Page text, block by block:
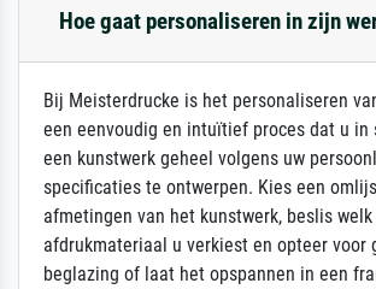
Hoe gaat personaliseren in zijn
Bij Meisterdrucke is het personaliseren
een eenvoudig en intuïtief proces dat u in
een kunstwerk geheel volgens uw
specificaties te ontwerpen. Kies een
afmetingen van het kunstwerk, beslis welk
afdrukmateriaal u verkiest en opteer voor
beglazing of laat het opspannen in een